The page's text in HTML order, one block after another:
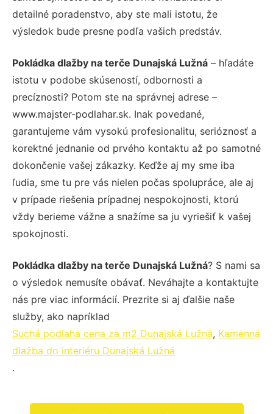
detailné poradenstvo, aby ste mali istotu, že
výsledok bude presne podľa vašich predstáv.
Pokládka dlažby na terče Dunajská Lužná – hľadáte
istotu v podobe skúseností, odbornosti a
precíznosti? Potom ste na správnej adrese –
www.majster-podlahar.sk. Inak povedané,
garantujeme vám vysokú profesionalitu, serióznosť a
korektné jednanie od prvého kontaktu až po samotné
dokončenie vašej zákazky. Keďže aj my sme iba
ľudia, sme tu pre vás nielen počas spolupráce, ale aj
v prípade riešenia prípadnej nespokojnosti, ktorú
vždy berieme vážne a snažíme sa ju vyriešiť k vašej
spokojnosti.
Pokládka dlažby na terče Dunajská Lužná? S nami sa
o výsledok nemusíte obávať. Neváhajte a kontaktujte
nás pre viac informácií. Prezrite si aj ďalšie naše
služby, ako napríklad
Suchá podlaha cena za m2 Dunajská Lužná, Kamenná
dlažba do interiéru Dunajská Lužná
.